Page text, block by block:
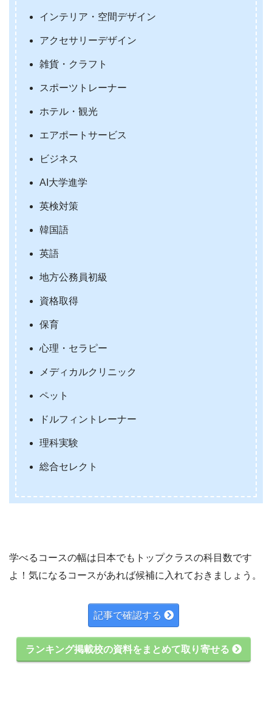
インテリア・空間デザイン
アクセサリーデザイン
雑貨・クラフト
スポーツトレーナー
ホテル・観光
エアポートサービス
ビジネス
AI大学進学
英検対策
韓国語
英語
地方公務員初級
資格取得
保育
心理・セラピー
メディカルクリニック
ペット
ドルフィントレーナー
理科実験
総合セレクト
学べるコースの幅は日本でもトップクラスの科目数です
よ！気になるコースがあれば候補に入れておきましょう。
記事で確認する
ランキング掲載校の資料をまとめて取り寄せる